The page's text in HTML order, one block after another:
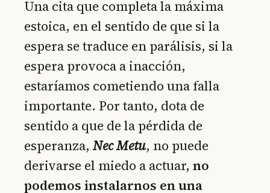
Una cita que completa la máxima
estoica, en el sentido de que si la
espera se traduce en parálisis, si la
espera provoca a inacción,
estaríamos cometiendo una falla
importante. Por tanto, dota de
sentido a que de la pérdida de
esperanza, Nec Metu, no puede
derivarse el miedo a actuar, no
podemos instalarnos en una